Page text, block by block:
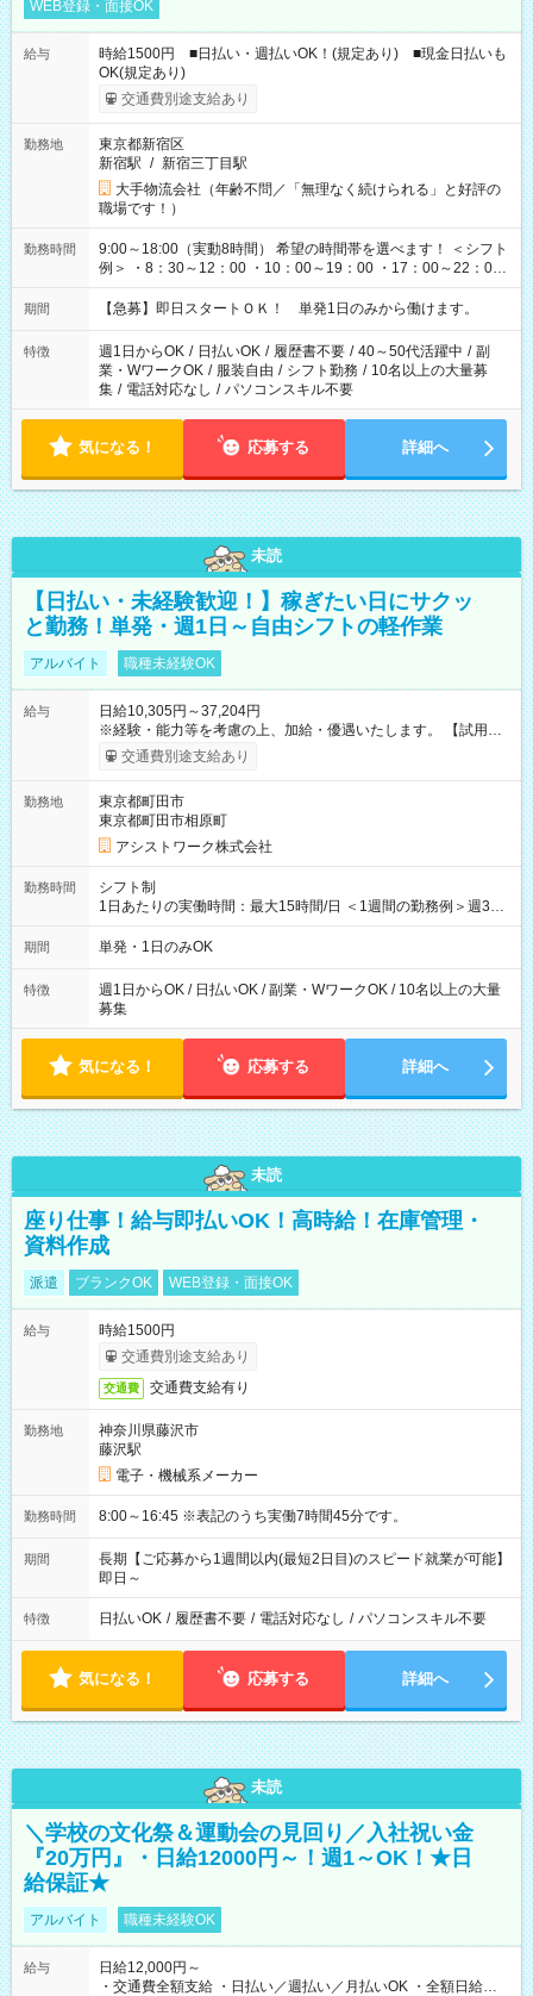
WEB登録・面接OK
給与
時給1500円 ■日払い・週払いOK！(規定あり) ■現金日払いも
OK(規定あり)
交通費別途支給あり
勤務地
東京都新宿区
新宿駅 / 新宿三丁目駅
大手物流会社（年齢不問／「無理なく続けられる」と好評の
職場です！）
勤務時間
9:00～18:00（実動8時間） 希望の時間帯を選べます！ ＜シフト
例＞ ・8：30～12：00 ・10：00～19：00 ・17：00～22：00
・13：00～22：00 ・22：00～翌6：00 など
期間 【急募】即日スタートＯＫ！ 単発1日のみから働けます。
特徴 週1日からOK / 日払いOK / 履歴書不要 / 40～50代活躍中 / 副
業・WワークOK / 服装自由 / シフト勤務 / 10名以上の大量募
集 / 電話対応なし / パソコンスキル不要
気になる！ 応募する 詳細へ
未読
【日払い・未経験歓迎！】稼ぎたい日にサクッ
と勤務！単発・週1日～自由シフトの軽作業
アルバイト 職種未経験OK
給与
日給10,305円～37,204円
※経験・能力等を考慮の上、加給・優遇いたします。 【試用期
間】試用期間なし
交通費別途支給あり
勤務地
東京都町田市
東京都町田市相原町
アシストワーク株式会社
勤務時間
シフト制
1日あたりの実働時間：最大15時間/日 ＜1週間の勤務例＞週3回
勤務 勤務：月・水・金 休み：火・木・土・日 好きな時にお仕事
可能です！ ※1日あたりの最大実働時間は日勤、夜勤共に勤務し
期間 単発・1日のみOK
特徴
週1日からOK / 日払いOK / 副業・WワークOK / 10名以上の大量
募集
気になる！ 応募する 詳細へ
未読
座り仕事！給与即払いOK！高時給！在庫管理・
資料作成
派遣 ブランクOK WEB登録・面接OK
給与
時給1500円
交通費別途支給あり
交通費 交通費支給有り
勤務地
神奈川県藤沢市
藤沢駅
電子・機械系メーカー
勤務時間 8:00～16:45 ※表記のうち実働7時間45分です。
期間
長期【ご応募から1週間以内(最短2日目)のスピード就業が可能】
即日～
特徴 日払いOK / 履歴書不要 / 電話対応なし / パソコンスキル不要
気になる！ 応募する 詳細へ
未読
＼学校の文化祭＆運動会の見回り／入社祝い金
『20万円』・日給12000円～！週1～OK！★日
給保証★
アルバイト 職種未経験OK
給与
日給12,000円～
・交通費全額支給 ・日払い／週払い／月払いOK ・全額日給保